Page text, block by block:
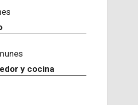
y cocina